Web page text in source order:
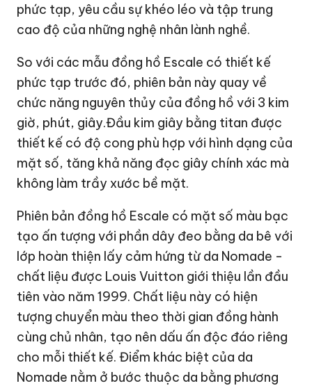
phức tạp, yêu cầu sự khéo léo và tập trung
cao độ của những nghệ nhân lành nghề.
So với các mẫu đồng hồ Escale có thiết kế
phức tạp trước đó, phiên bản này quay về
chức năng nguyên thủy của đồng hồ với 3 kim
giờ, phút, giây.Đầu kim giây bằng titan được
thiết kế có độ cong phù hợp với hình dạng của
mặt số, tăng khả năng đọc giây chính xác mà
không làm trầy xước bề mặt.
Phiên bản đồng hồ Escale có mặt số màu bạc
tạo ấn tượng với phần dây đeo bằng da bê với
lớp hoàn thiện lấy cảm hứng từ da Nomade -
chất liệu được Louis Vuitton giới thiệu lần đầu
tiên vào năm 1999. Chất liệu này có hiện
tượng chuyển màu theo thời gian đồng hành
cùng chủ nhân, tạo nên dấu ấn độc đáo riêng
cho mỗi thiết kế. Điểm khác biệt của da
Nomade nằm ở bước thuộc da bằng phương